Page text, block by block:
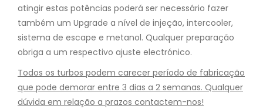
atingir estas potências poderá ser necessário fazer
também um Upgrade a nível de injeção, intercooler,
sistema de escape e metanol. Qualquer preparação
obriga a um respectivo ajuste electrónico.
Todos os turbos podem carecer período de fabricação
que pode demorar entre 3 dias a 2 semanas. Qualquer
dúvida em relação a prazos contactem-nos!